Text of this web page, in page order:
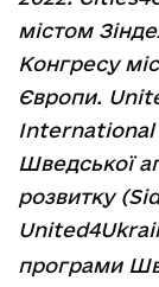
містом
Конгресу
Європи.
International
Шведської
розвитку
програми